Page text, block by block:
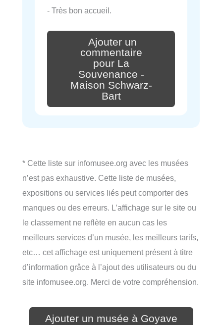
- Très bon accueil.
Ajouter un
commentaire
pour La
Souvenance -
Maison Schwarz-
Bart
* Cette liste sur infomusee.org avec les musées
n’est pas exhaustive. Cette liste de musées,
expositions ou services liés peut comporter des
manques ou des erreurs. L’affichage sur le site ou
le classement ne reflète en aucun cas les
meilleurs services d’un musée, les meilleurs tarifs,
etc… cet affichage est uniquement présent à titre
d’information grâce à l’ajout des utilisateurs ou du
site infomusee.org. Merci de votre compréhension.
Ajouter un musée à Goyave